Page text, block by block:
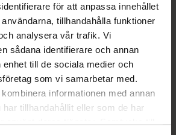
för att anpassa innehållet
tillhandahålla funktioner
analysera vår trafik. Vi
sådana identifierare och annan
enhet till de sociala medier och
som vi samarbetar med.
informationen med annan
tillhandahållit eller som de har
använt deras tjänster. Samtycke till
på huden runt
utjämnande effekt och
och lyster. Kollagen ger en
effekt och stärker
E (tocopherol) skyddar
yttre faktorer och stärker
Extrakt stärker